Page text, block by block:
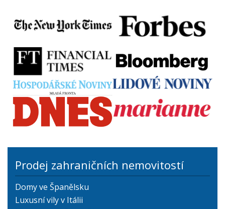
Prodej zahraničních nemovitostí
Domy ve Španělsku
Luxusní vily v Itálii